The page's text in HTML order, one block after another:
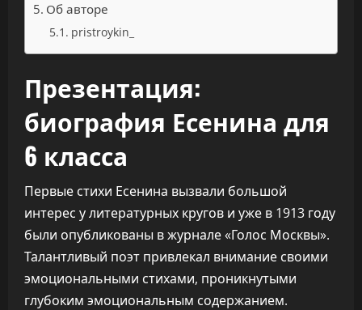
Об авторе
pristroykin_
Презентация:
биография Есенина для
6 класса
Первые стихи Есенина вызвали большой
интерес у литературных кругов и уже в 1913 году
были опубликованы в журнале «Голос Москвы».
Талантливый поэт привлекал внимание своими
эмоциональными стихами, проникнутыми
глубоким эмоциональным содержанием.